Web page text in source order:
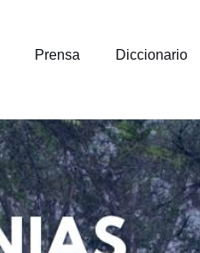
Prensa Diccionario